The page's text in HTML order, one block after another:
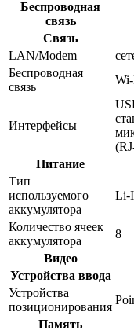
Беспроводная
связь
Связь
LAN/Modem
Беспроводная
связь
Интерфейсы
Питание
Тип
используемого
аккумулятора
Li-
Количество ячеек
аккумулятора
8
Видео
Устройства ввода
Устройства
позиционирования
Память